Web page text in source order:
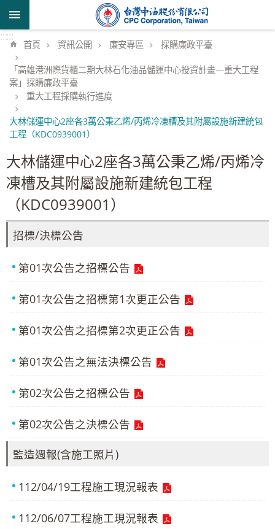
跳到主要內容區塊
::::::
首頁 資訊公開 廉安專區 採購廉政平臺
「高雄港洲際貨櫃二期大林石化油品儲運中心投資計畫—重大工程
案」採購廉政平臺
重大工程採購執行進度
大林儲運中心2座各3萬公秉乙烯/丙烯冷凍槽及其附屬設施新建統包
工程（KDC0939001）
大林儲運中心2座各3萬公秉乙烯/丙烯冷
凍槽及其附屬設施新建統包工程
（KDC0939001）
招標/決標公告
第01次公告之招標公告
第01次公告之招標第1次更正公告
第01次公告之招標第2次更正公告
第01次公告之無法決標公告
第02次公告之招標公告
第02次公告之決標公告
監造週報(含施工照片)
112/04/19工程施工現況報表
112/06/07工程施工現況報表